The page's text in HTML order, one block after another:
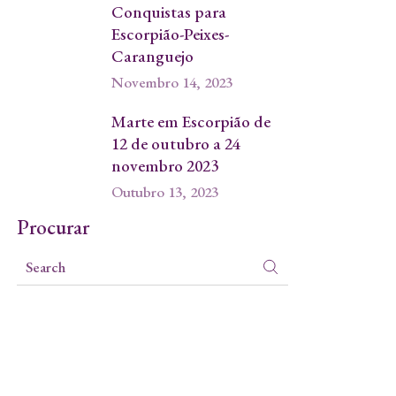
Conquistas para
Escorpião-Peixes-
Caranguejo
Novembro 14, 2023
Marte em Escorpião de
12 de outubro a 24
novembro 2023
Outubro 13, 2023
Procurar